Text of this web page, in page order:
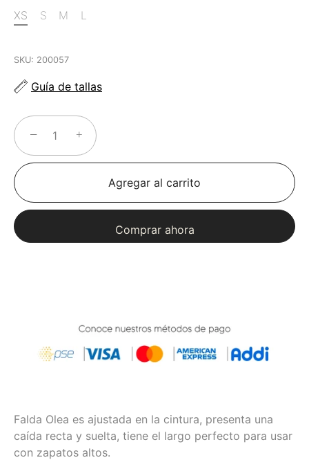
XS
S M L
SKU: 200057
Guía de tallas
− +
Agregar al carrito
Comprar ahora
Falda Olea es ajustada en la cintura, presenta una
caída recta y suelta, tiene el largo perfecto para usar
con zapatos altos.